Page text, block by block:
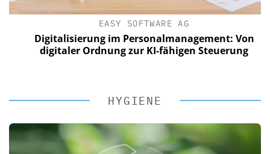
EASY SOFTWARE AG
Digitalisierung im Personalmanagement: Von
digitaler Ordnung zur KI-fähigen Steuerung
HYGIENE